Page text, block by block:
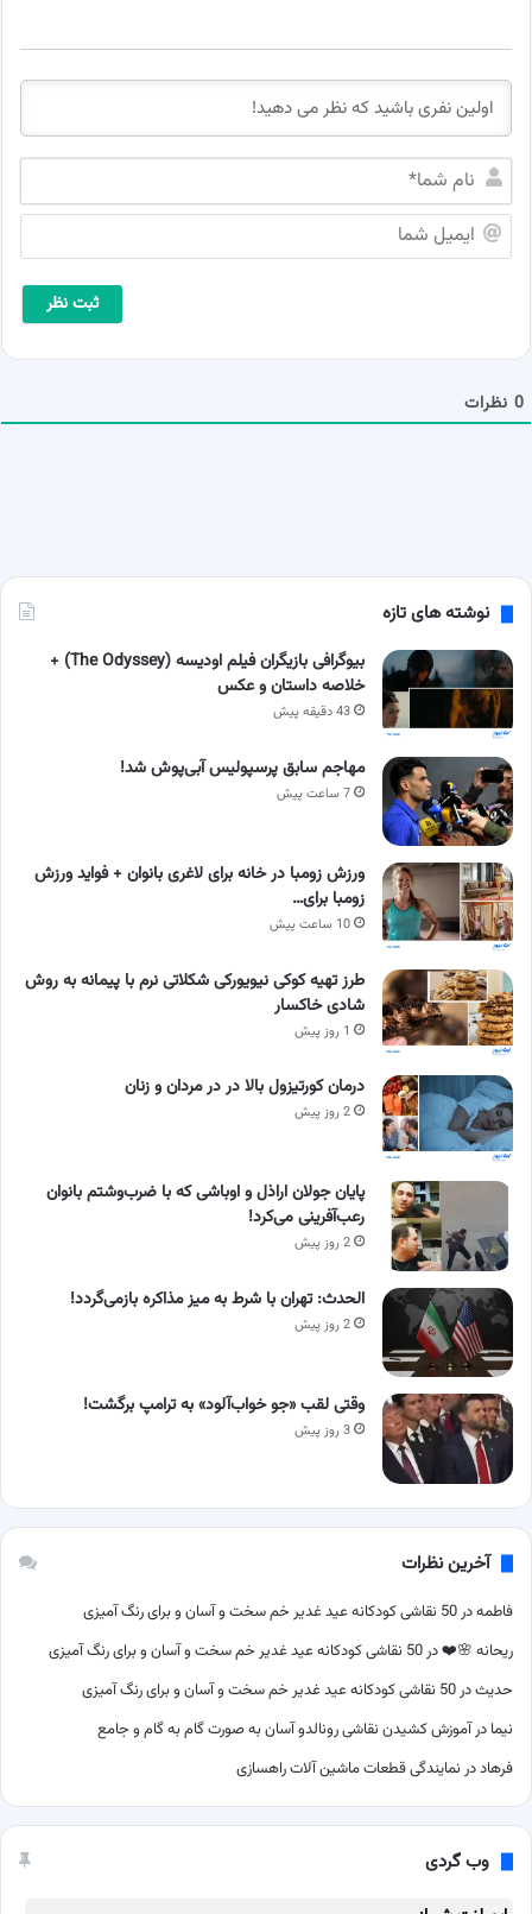
م
م
م
0 نظرات
نوشته های تازه
بیوگرافی بازیگران فیلم اودیسه (The Odyssey) +
خلاصه داستان و عکس
43 دقیقه پیش
مهاجم سابق پرسپولیس آبی‌پوش شد!
7 ساعت پیش
ورزش زومبا در خانه برای لاغری بانوان + فواید ورزش
زومبا برای…
10 ساعت پیش
طرز تهیه کوکی نیویورکی شکلاتی نرم با پیمانه به روش
شادی خاکسار
1 روز پیش
درمان کورتیزول بالا در در مردان و زنان
2 روز پیش
پایان جولان اراذل و اوباشی که با ضرب‌وشتم بانوان
رعب‌آفرینی می‌کرد!
2 روز پیش
الحدث: تهران با شرط به میز مذاکره بازمی‌گردد!
2 روز پیش
وقتی لقب «جو خواب‌آلود» به ترامپ برگشت!
3 روز پیش
آخرین نظرات
فاطمهدر 50 نقاشی کودکانه عید غدیر خم سخت و آسان و برای رنگ آمیزی
ریحانه 🌸❤️در 50 نقاشی کودکانه عید غدیر خم سخت و آسان و برای رنگ آمیزی
حدیثدر 50 نقاشی کودکانه عید غدیر خم سخت و آسان و برای رنگ آمیزی
نیما درآموزش کشیدن نقاشی رونالدو آسان به صورت گام به گام و جامع
فرهاددر نمایندگی قطعات ماشین آلات راهسازی
وب گردی